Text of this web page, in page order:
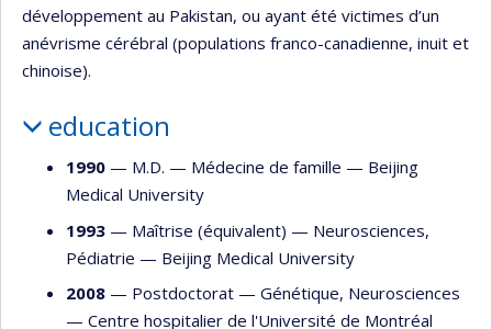
développement au Pakistan, ou ayant été victimes d’un
anévrisme cérébral (populations franco-canadienne, inuit et
chinoise).
education
1990 — M.D. — Médecine de famille — Beijing
Medical University
1993 — Maîtrise (équivalent) — Neurosciences,
Pédiatrie — Beijing Medical University
2008 — Postdoctorat — Génétique, Neurosciences
— Centre hospitalier de l'Université de Montréal